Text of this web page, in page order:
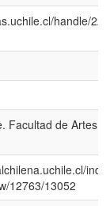
handle/
Facultad de Artes
12763/13052